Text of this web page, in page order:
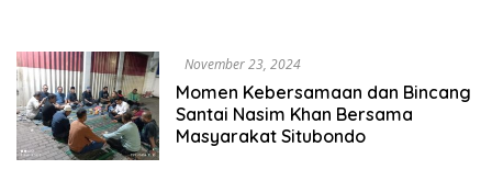
November 23, 2024
Momen Kebersamaan dan Bincang
Santai Nasim Khan Bersama
Masyarakat Situbondo